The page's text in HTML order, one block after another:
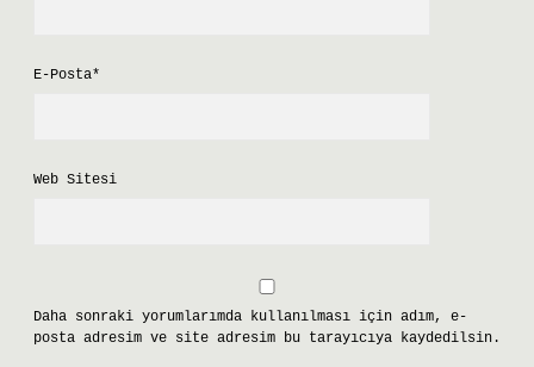
E-Posta*
Web Sitesi
Daha sonraki yorumlarımda kullanılması için adım, e-
posta adresim ve site adresim bu tarayıcıya kaydedilsin.